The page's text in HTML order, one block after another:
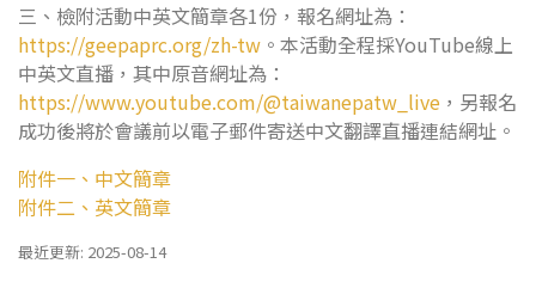
三、檢附活動中英文簡章各1份，報名網址為：
https://geepaprc.org/zh-tw 。本活動全程採YouTube線上
中英文直播，其中原音網址為：
https://www.youtube.com/@taiwanepatw_live ，另報名
成功後將於會議前以電子郵件寄送中文翻譯直播連結網址。
附件一、中文簡章
附件二、英文簡章
最近更新: 2025-08-14